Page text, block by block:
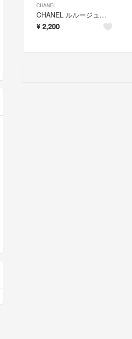
CHANEL
CHANEL ルルージュデュオウルトラトゥニュ 57
¥2,200